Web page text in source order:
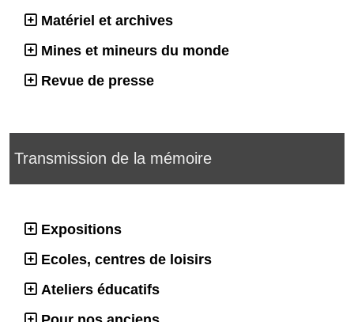
Matériel et archives
Mines et mineurs du monde
Revue de presse
Transmission de la mémoire
Expositions
Ecoles, centres de loisirs
Ateliers éducatifs